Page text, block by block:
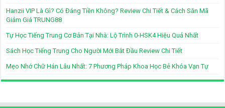
Hanzii VIP Là Gì? Có Đáng Tiền Không? Review Chi Tiết & Cách Săn Mã
Giảm Giá TRUNG88
Tự Học Tiếng Trung Cơ Bản Tại Nhà: Lộ Trình 0-HSK4 Hiệu Quả Nhất
Sách Học Tiếng Trung Cho Người Mới Bắt Đầu Review Chi Tiết
Mẹo Nhớ Chữ Hán Lâu Nhất: 7 Phương Pháp Khoa Học Bẻ Khóa Vạn Tự